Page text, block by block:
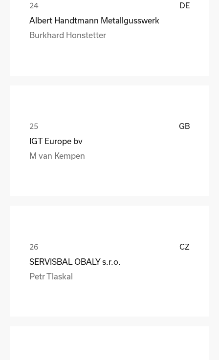
DE
Albert Handtmann Metallgusswerk
Burkhard Honstetter
GB
IGT Europe bv
M van Kempen
CZ
SERVISBAL OBALY s.r.o.
Petr Tlaskal